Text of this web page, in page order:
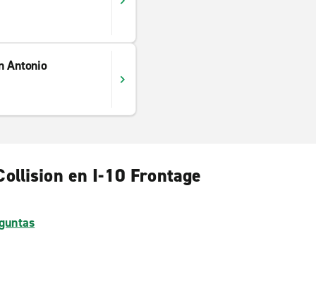
Antonio
en I-10 Frontage